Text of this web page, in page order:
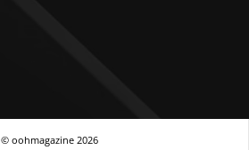
© oohmagazine2026